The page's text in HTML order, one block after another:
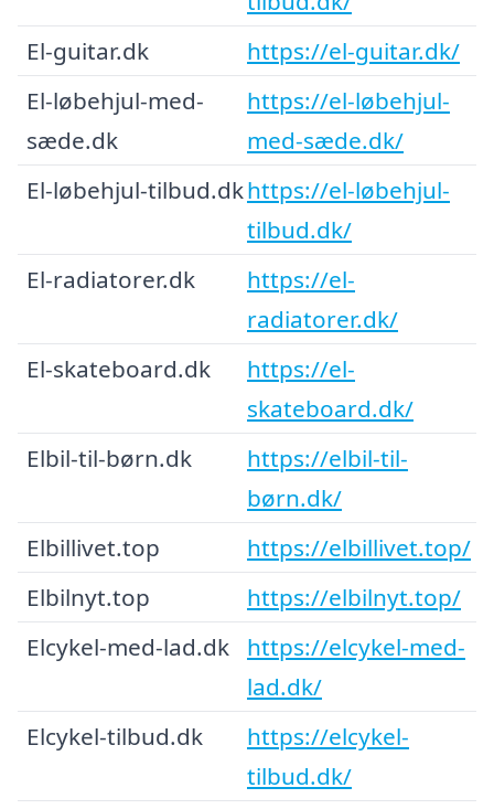
El-guitar.dk
https://el-guitar.dk/
El-løbehjul-med-
sæde.dk
https://el-løbehjul-
med-sæde.dk/
El-løbehjul-tilbud.dkhttps://el-løbehjul-
tilbud.dk/
El-radiatorer.dk
https://el-
radiatorer.dk/
El-skateboard.dk
https://el-
skateboard.dk/
Elbil-til-børn.dk
https://elbil-til-
børn.dk/
Elbillivet.top
https://elbillivet.top/
Elbilnyt.top
https://elbilnyt.top/
Elcykel-med-lad.dk
https://elcykel-med-
lad.dk/
Elcykel-tilbud.dk
https://elcykel-
tilbud.dk/